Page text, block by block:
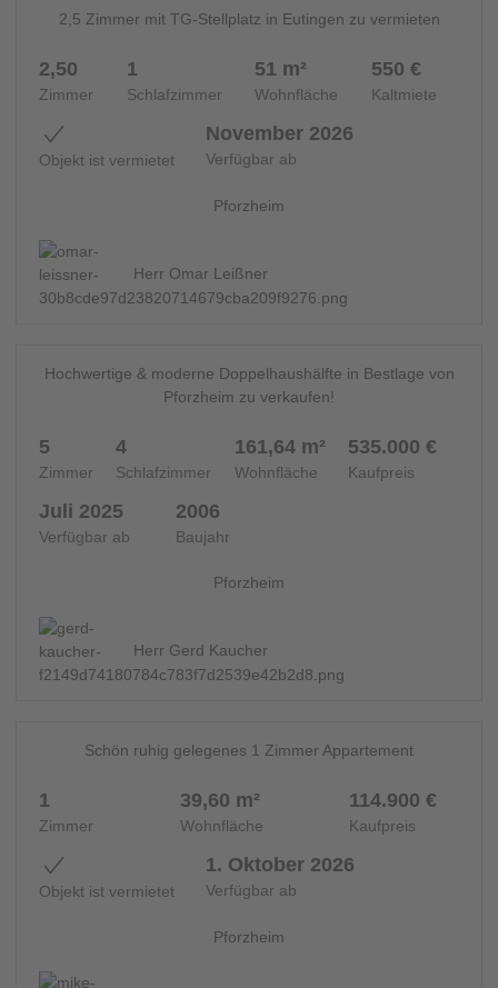
NEU
2,5 Zimmer mit TG-Stellplatz in Eutingen zu vermieten
2,50
Zimmer
1
Schlafzimmer
51 m²
Wohnfläche
550 €
Kaltmiete
Objekt ist vermietet
November 2026
Verfügbar ab
Pforzheim
Herr Omar Leißner
NEU
Hochwertige & moderne Doppelhaushälfte in Bestlage von
Pforzheim zu verkaufen!
5
Zimmer
4
Schlafzimmer
161,64 m²
Wohnfläche
535.000 €
Kaufpreis
Juli 2025
Verfügbar ab
2006
Baujahr
Pforzheim
Herr Gerd Kaucher
Schön ruhig gelegenes 1 Zimmer Appartement
1
Zimmer
39,60 m²
Wohnfläche
114.900 €
Kaufpreis
Objekt ist vermietet
1. Oktober 2026
Verfügbar ab
Pforzheim